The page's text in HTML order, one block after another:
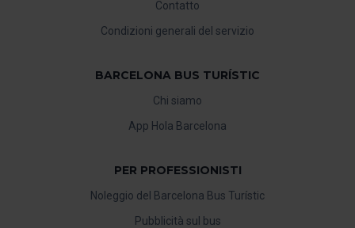
Contatto
Condizioni generali del servizio
BARCELONA BUS TURÍSTIC
Chi siamo
App Hola Barcelona
PER PROFESSIONISTI
Noleggio del Barcelona Bus Turístic
Pubblicità sul bus